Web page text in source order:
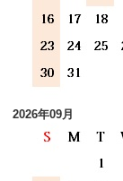
2026年09月